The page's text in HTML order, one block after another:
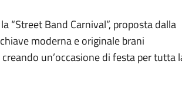
“Street Band Carnival”, proposta dalla
moderna e originale brani
un’occasione di festa per tutta